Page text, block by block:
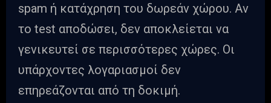
spam ή κατάχρηση του δωρεάν χώρου. Αν
το test αποδώσει, δεν αποκλείεται να
γενικευτεί σε περισσότερες χώρες. Οι
υπάρχοντες λογαριασμοί δεν
επηρεάζονται από τη δοκιμή.